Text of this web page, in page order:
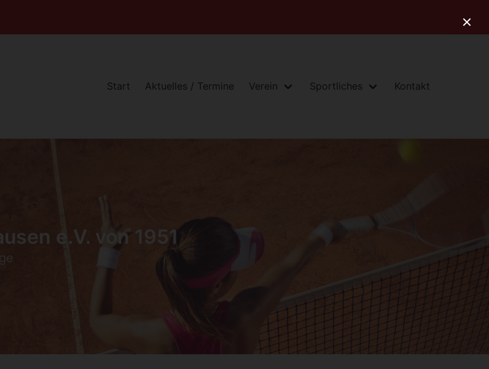
Start Aktuelles / Termine Verein Sportliches Kontakt
e.V. von 1951